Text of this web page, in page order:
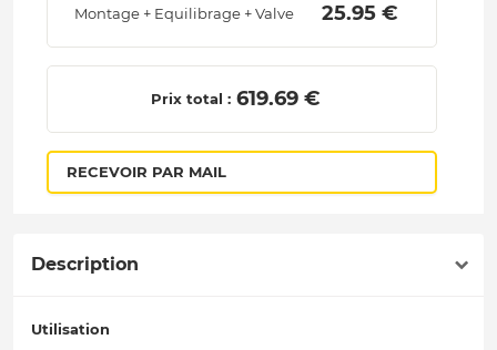
Montage + Equilibrage + Valve 25.95 €
Prix total : 619.69 €
RECEVOIR PAR MAIL
Description
Utilisation